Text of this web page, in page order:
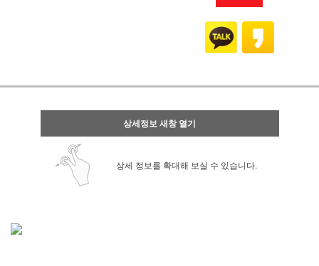
상세정보 새창 열기
상세 정보를 확대해 보실 수 있습니다.